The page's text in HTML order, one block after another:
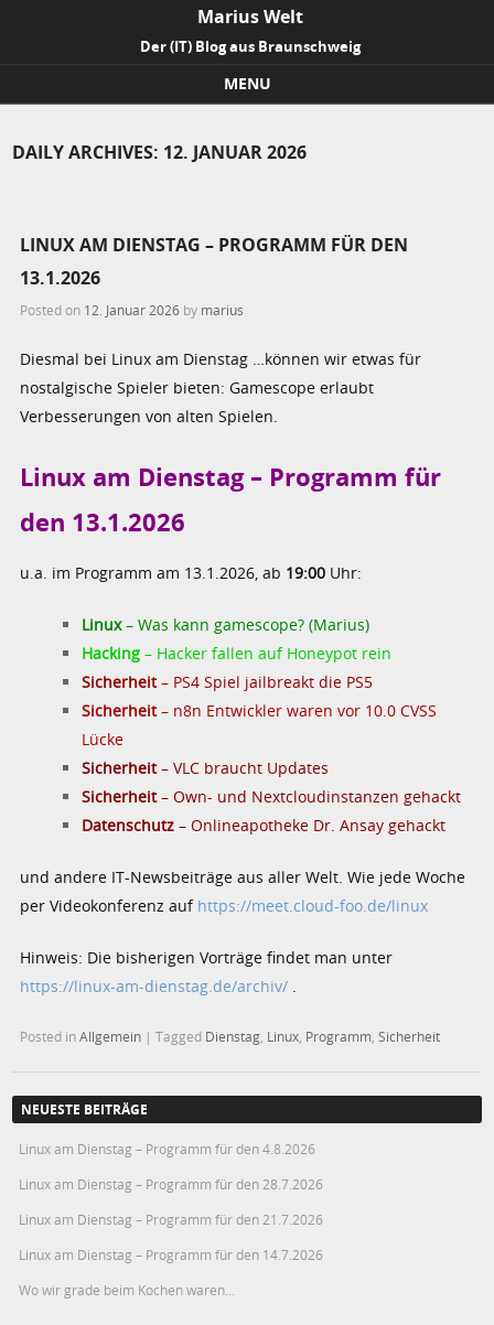
Marius Welt
Der (IT) Blog aus Braunschweig
MENU
DAILY ARCHIVES: 12. JANUAR 2026
LINUX AM DIENSTAG – PROGRAMM FÜR DEN
13.1.2026
Posted on 12. Januar 2026 by marius
Diesmal bei Linux am Dienstag …können wir etwas für
nostalgische Spieler bieten: Gamescope erlaubt
Verbesserungen von alten Spielen.
Linux am Dienstag – Programm für
den 13.1.2026
u.a. im Programm am 13.1.2026, ab 19:00 Uhr:
Linux– Was kann gamescope? (Marius)
Hacking – Hacker fallen auf Honeypot rein
Sicherheit– PS4 Spiel jailbreakt die PS5
Sicherheit– n8n Entwickler waren vor 10.0 CVSS
Lücke
Sicherheit– VLC braucht Updates
Sicherheit– Own- und Nextcloudinstanzen gehackt
Datenschutz – Onlineapotheke Dr. Ansay gehackt
und andere IT-Newsbeiträge aus aller Welt. Wie jede Woche
per Videokonferenz auf https://meet.cloud-foo.de/linux
Hinweis: Die bisherigen Vorträge findet man unter
https://linux-am-dienstag.de/archiv/ .
Posted inAllgemein |Tagged Dienstag, Linux, Programm,Sicherheit
NEUESTE BEITRÄGE
Linux am Dienstag – Programm für den 4.8.2026
Linux am Dienstag – Programm für den 28.7.2026
Linux am Dienstag – Programm für den 21.7.2026
Linux am Dienstag – Programm für den 14.7.2026
Wo wir grade beim Kochen waren…